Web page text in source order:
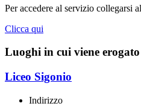
Per accedere al servizio collegarsi
Clicca qui
Luoghi in cui viene
Liceo Sigonio
Indirizzo